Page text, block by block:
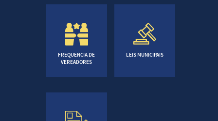
FREQUENCIA DE
VEREADORES
LEIS MUNICIPAIS